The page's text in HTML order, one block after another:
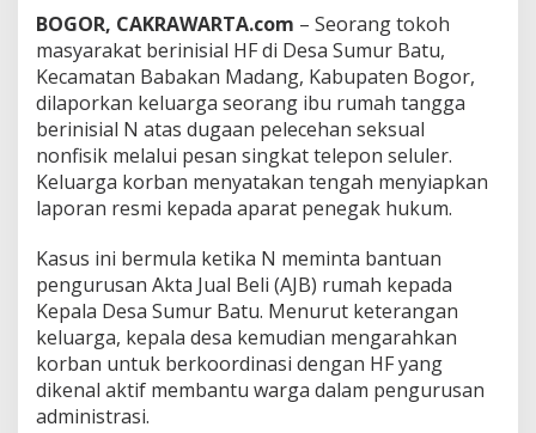
h
k
e
b
u
R
u
m
a
T
a
n
g
g
a
,
BOGOR, CAKRAWARTA.com – Seorang tokoh
masyarakat berinisial HF di Desa Sumur Batu,
Kecamatan Babakan Madang, Kabupaten Bogor,
dilaporkan keluarga seorang ibu rumah tangga
berinisial N atas dugaan pelecehan seksual
nonfisik melalui pesan singkat telepon seluler.
Keluarga korban menyatakan tengah menyiapkan
laporan resmi kepada aparat penegak hukum.
Kasus ini bermula ketika N meminta bantuan
pengurusan Akta Jual Beli (AJB) rumah kepada
Kepala Desa Sumur Batu. Menurut keterangan
keluarga, kepala desa kemudian mengarahkan
korban untuk berkoordinasi dengan HF yang
dikenal aktif membantu warga dalam pengurusan
administrasi.